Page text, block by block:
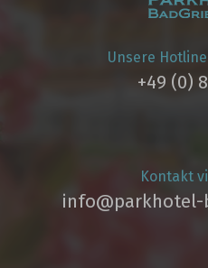
Unsere
+49 (0)
Kontakt
info@parkhotel­-